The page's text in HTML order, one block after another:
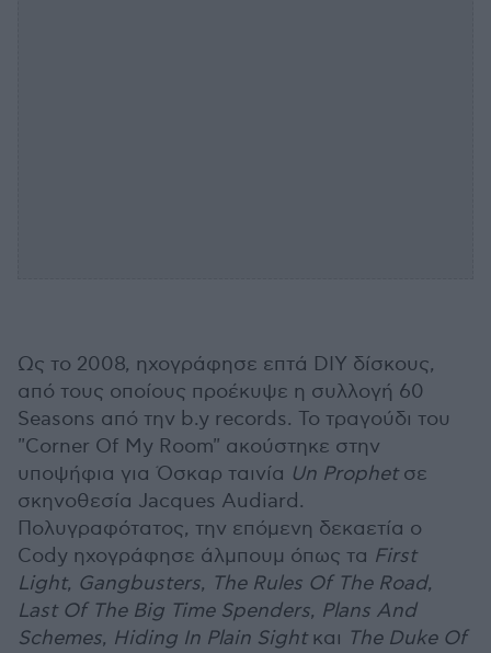
Ως το 2008, ηχογράφησε επτά DIY δίσκους,
από τους οποίους προέκυψε η συλλογή 60
Seasons από την b.y records. Το τραγούδι του
"Corner Of My Room" ακούστηκε στην
υποψήφια για Όσκαρ ταινία Un Prophetσε
σκηνοθεσία Jacques Audiard.
Πολυγραφότατος, την επόμενη δεκαετία ο
Cody ηχογράφησε άλμπουμ όπως τα First
Light, Gangbusters, The Rules Of The Road,
Last Of The Big Time Spenders, Plans And
Schemes, Hiding In Plain Sightκαι The Duke Of